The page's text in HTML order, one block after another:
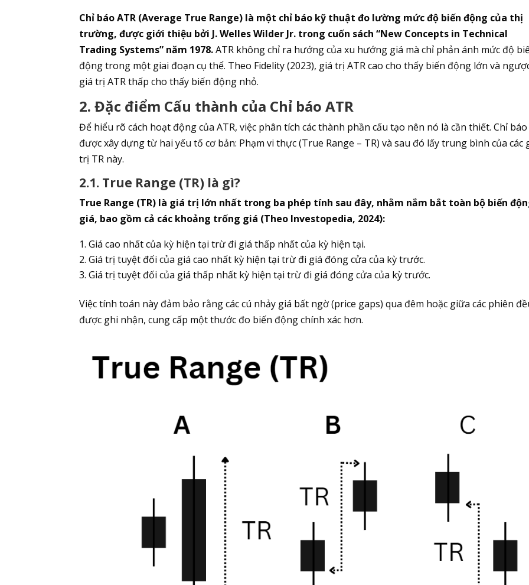
Chỉ báo ATR (Average True Range) là một chỉ báo kỹ thuật đo lường mức độ biến động của thị
trường, được giới thiệu bởi J. Welles Wilder Jr. trong cuốn sách “New Concepts in Technical
Trading Systems” năm 1978.ATR không chỉ ra hướng của xu hướng giá mà chỉ phản ánh mức độ
động trong một giai đoạn cụ thể. Theo Fidelity (2023), giá trị ATR cao cho thấy biến động lớn và
giá trị ATR thấp cho thấy biến động nhỏ.
2. Đặc điểm Cấu thành của Chỉ báo ATR
Để hiểu rõ cách hoạt động của ATR, việc phân tích các thành phần cấu tạo nên nó là cần thiết. Chỉ
được xây dựng từ hai yếu tố cơ bản: Phạm vi thực (True Range – TR) và sau đó lấy trung bình của các
trị TR này.
2.1. True Range (TR) là gì?
True Range (TR) là giá trị lớn nhất trong ba phép tính sau đây, nhằm nắm bắt toàn bộ biến
giá, bao gồm cả các khoảng trống giá (Theo Investopedia, 2024):
Giá cao nhất của kỳ hiện tại trừ đi giá thấp nhất của kỳ hiện tại.
Giá trị tuyệt đối của giá cao nhất kỳ hiện tại trừ đi giá đóng cửa của kỳ trước.
Giá trị tuyệt đối của giá thấp nhất kỳ hiện tại trừ đi giá đóng cửa của kỳ trước.
Việc tính toán này đảm bảo rằng các cú nhảy giá bất ngờ (price gaps) qua đêm hoặc giữa các phiên
được ghi nhận, cung cấp một thước đo biến động chính xác hơn.